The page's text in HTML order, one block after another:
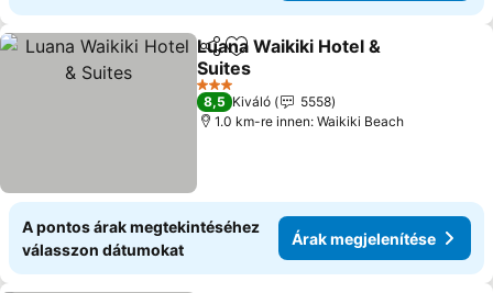
Megosztás
Hozzáadás a kedvencekhez
Luana Waikiki Hotel &
Suites
Árak megjelenítése
3 Kategória
8,5 Kiváló
5558
1.0 km-re innen: Waikiki Beach
A pontos árak megtekintéséhez
válasszon dátumokat
Árak megjelenítése